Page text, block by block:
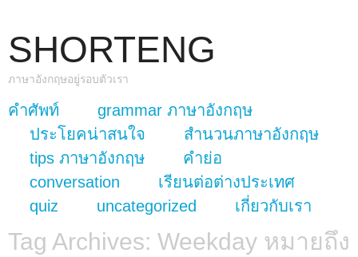
SHORTENG
ภาษาอังกฤษอยู่รอบตัวเรา
Main Menu
skip to content
คำศัพท์
grammar ภาษาอังกฤษ
ประโยคน่าสนใจ
สำนวนภาษาอังกฤษ
tips ภาษาอังกฤษ
คำย่อ
conversation
เรียนต่อต่างประเทศ
quiz
uncategorized เกี่ยวกับเรา
Tag Archives: Weekday หมายถึง